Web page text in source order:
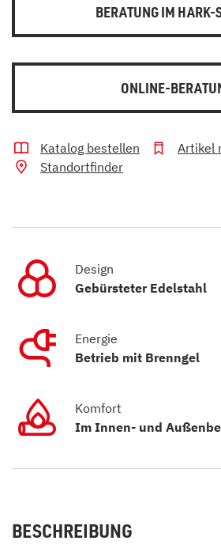
BERATUNG IM HARK-
ONLINE-
Katalog bestellen
Artikel
Standortfinder
Design
Gebürsteter Edelstahl
Energie
Betrieb mit Brenngel
Komfort
Im Innen- und
BESCHREIBUNG